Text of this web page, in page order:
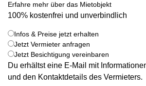
Seminarraum
Düsseldorf
Büro
mieten
Neuss
Büro
mieten
Hamburg
Arcus
Park
Str.
Mainzer
Landstraße
69
Frankfurt
Erfahre mehr über das Mietobjekt
100% kostenfrei und unverbindlich
Infos & Preise jetzt erhalten
Jetzt Vermieter anfragen
Jetzt Besichtigung vereinbaren
Du erhältst eine E-Mail mit
und den Kontaktdetails des Vermieters.